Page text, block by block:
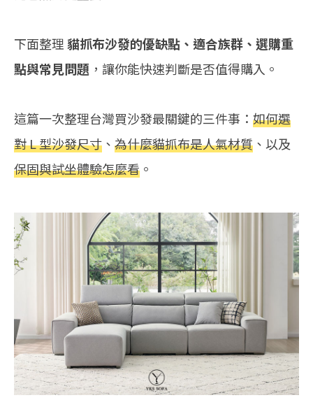
下面整理貓抓布沙發的優缺點、適合族群、選購重
點與常見問題 ，讓你能快速判斷是否值得購入。
這篇一次整理台灣買沙發最關鍵的三件事： 如何選
對 L 型沙發尺寸 、 為什麼貓抓布是人氣材質 、以及
保固與試坐體驗怎麼看 。